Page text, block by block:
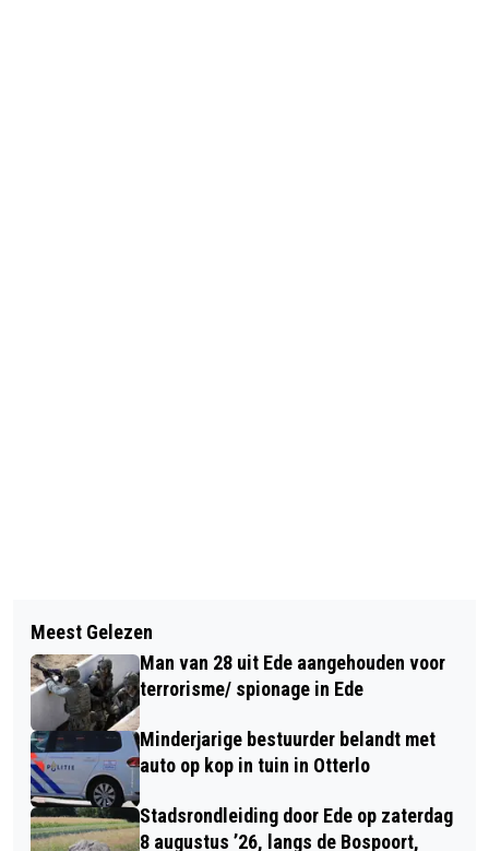
DRIE DOK-TURNSTERS DOOR NAAR DE
LAATSTE FINALE VAN DE VIERDE
DIVISIE
VERLIEST VOOR DVO BENNEKOM IN
DE FINALE KORFBAL NEDERLANDS
KAMPIOENSCHAP
Meest Gelezen
Man van 28 uit Ede aangehouden voor
terrorisme/ spionage in Ede
Minderjarige bestuurder belandt met
auto op kop in tuin in Otterlo
Stadsrondleiding door Ede op zaterdag
8 augustus ’26, langs de Bospoort,